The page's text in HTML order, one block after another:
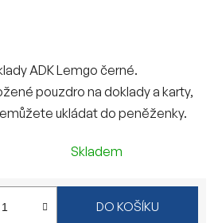
ADK Lemgo černé.
pouzdro na doklady a karty,
ukládat do peněženky.
Skladem
DO KOŠÍKU